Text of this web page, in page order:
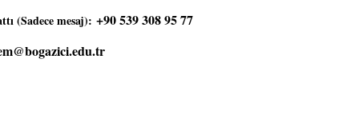
(Sadece mesaj): +90 539 308 95 77